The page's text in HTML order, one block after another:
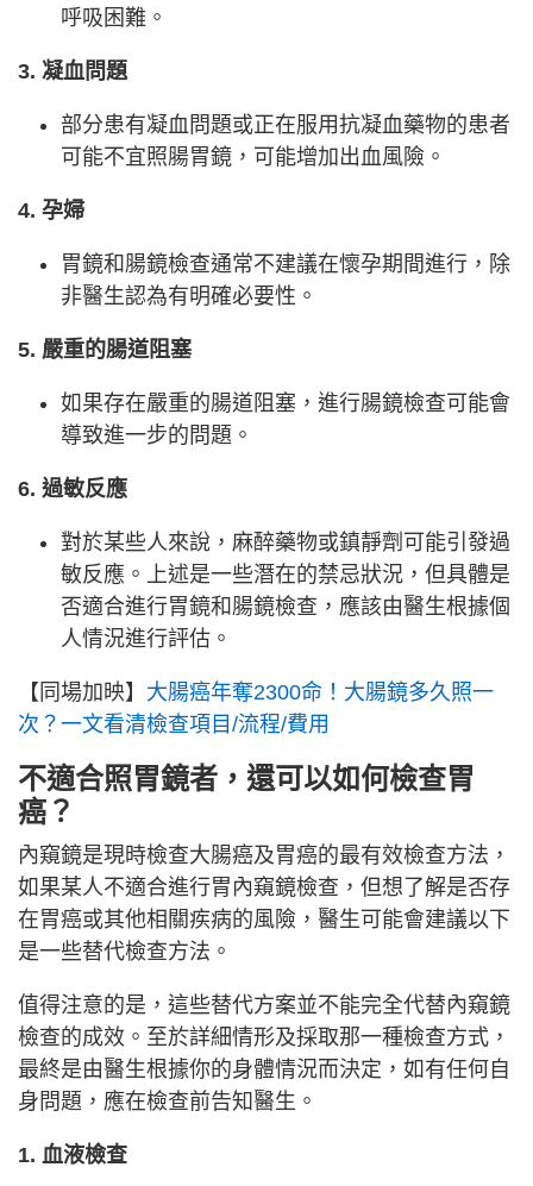
呼吸困難。
3. 凝血問題
部分患有凝血問題或正在服用抗凝血藥物的患者
可能不宜照腸胃鏡，可能增加出血風險。
4. 孕婦
胃鏡和腸鏡檢查通常不建議在懷孕期間進行，除
非醫生認為有明確必要性。
5. 嚴重的腸道阻塞
如果存在嚴重的腸道阻塞，進行腸鏡檢查可能會
導致進一步的問題。
6. 過敏反應
對於某些人來說，麻醉藥物或鎮靜劑可能引發過
敏反應。上述是一些潛在的禁忌狀況，但具體是
否適合進行胃鏡和腸鏡檢查，應該由醫生根據個
人情況進行評估。
【同場加映】 大腸癌年奪2300命！大腸鏡多久照一
次？一文看清檢查項目/流程/費用
不適合照胃鏡者，還可以如何檢查胃
癌？
內窺鏡是現時檢查大腸癌及胃癌的最有效檢查方法，
如果某人不適合進行胃內窺鏡檢查，但想了解是否存
在胃癌或其他相關疾病的風險，醫生可能會建議以下
是一些替代檢查方法。
值得注意的是，這些替代方案並不能完全代替內窺鏡
檢查的成效。至於詳細情形及採取那一種檢查方式，
最終是由醫生根據你的身體情況而決定，如有任何自
身問題，應在檢查前告知醫生。
1. 血液檢查